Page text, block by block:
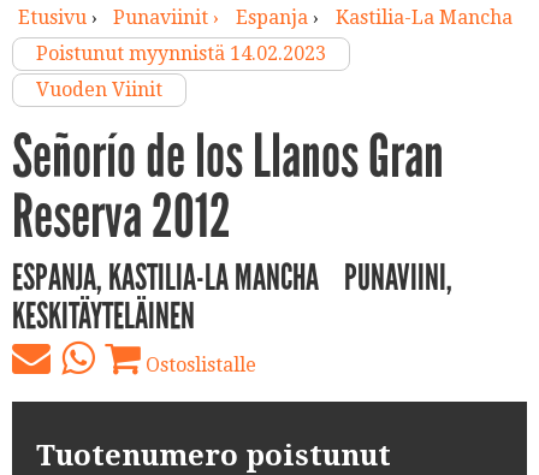
Etusivu› Punaviinit › Espanja›
Kastilia-La Mancha
Poistunut myynnistä 14.02.2023
Vuoden Viinit
Señorío de los Llanos Gran
Reserva 2012
ESPANJA, KASTILIA-LA MANCHA
PUNAVIINI,
KESKITÄYTELÄINEN
Ostoslistalle
Tuotenumero poistunut